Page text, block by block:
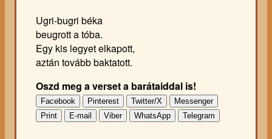
Ugri-bugri béka
beugrott a tóba.
Egy kis legyet elkapott,
aztán tovább baktatott.
Oszd meg a verset a barátaiddal is!
Facebook Pinterest Twitter/X
Messenger
Print
E-mail Viber WhatsApp Telegram